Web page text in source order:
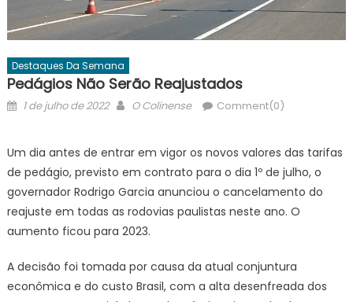
Destaques Da Semana
Pedágios Não Serão Reajustados
Posted
1 de julho de 2022 Author
O Colinense Comment(0)
Um dia antes de entrar em vigor os novos valores das tarifas
de pedágio, previsto em contrato para o dia 1º de julho, o
governador Rodrigo Garcia anunciou o cancelamento do
reajuste em todas as rodovias paulistas neste ano. O
aumento ficou para 2023.
A decisão foi tomada por causa da atual conjuntura
econômica e do custo Brasil, com a alta desenfreada dos